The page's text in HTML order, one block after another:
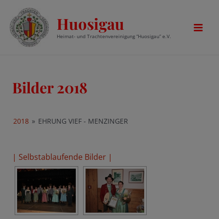
Inhalt
springen
Huosigau
Heimat- und Trachtenvereinigung “Huosigau” e.V.
Bilder 2018
2018 » EHRUNG VIEF - MENZINGER
| Selbstablaufende Bilder |